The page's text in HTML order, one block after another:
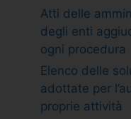
Atti delle
degli enti
ogni procedura
Elenco delle
adottate per
proprie attività